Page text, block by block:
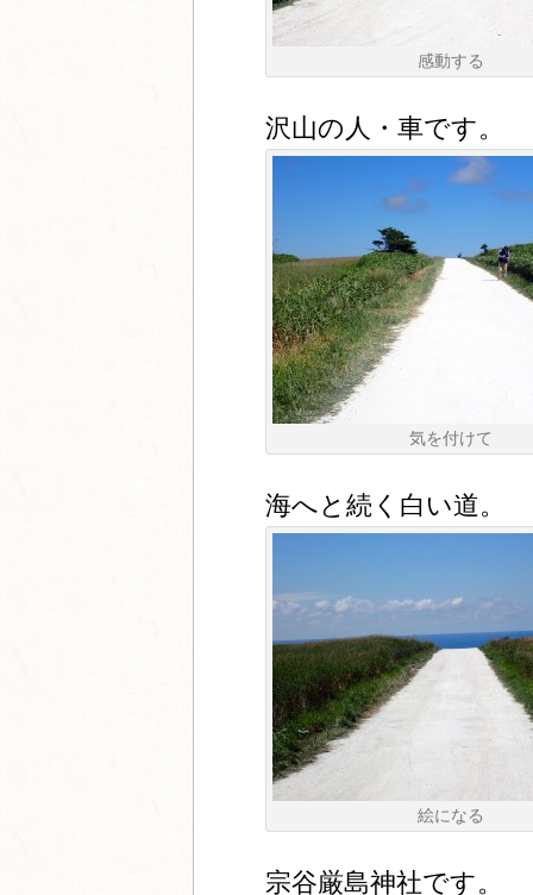
感動する
沢山の人・車です。
気を付けて
海へと続く白い道。
絵になる
宗谷厳島神社です。